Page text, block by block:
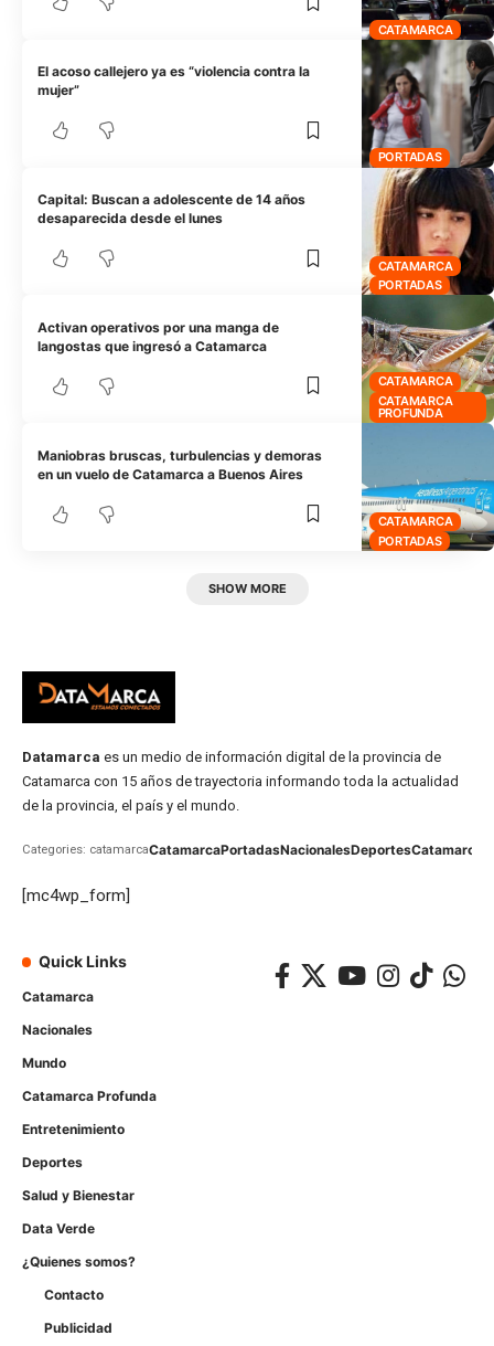
CATAMARCA
PORTADAS
El acoso callejero ya es “violencia contra la
mujer”
CATAMARCA
PORTADAS
Capital: Buscan a adolescente de 14 años
desaparecida desde el lunes
CATAMARCA
CATAMARCA
PROFUNDA
Activan operativos por una manga de
langostas que ingresó a Catamarca
CATAMARCA
PORTADAS
Maniobras bruscas, turbulencias y demoras
en un vuelo de Catamarca a Buenos Aires
SHOW MORE
Datamarca es un medio de información digital de la provincia de
Catamarca con 15 años de trayectoria informando toda la actualidad
de la provincia, el país y el mundo.
Categories: catamarcaCatamarcaPortadasNacionalesDeportesCatamarca
[mc4wp_form]
Quick Links
Catamarca
Nacionales
Mundo
Catamarca Profunda
Entretenimiento
Deportes
Salud y Bienestar
Data Verde
¿Quienes somos?
Contacto
Publicidad